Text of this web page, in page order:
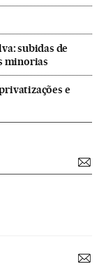
subidas de
minorias
e